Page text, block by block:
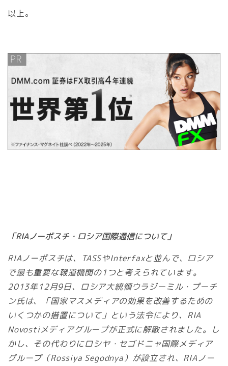
以上。
「RIAノーボスチ・ロシア国際通信について」
RIAノーボスチは、TASSやInterfaxと並んで、ロシア
で最も重要な報道機関の1つと考えられています。
2013年12月9日、ロシア大統領ウラジーミル・プーチ
ン氏は、「国家マスメディアの効果を改善するための
いくつかの措置について」という法令により、RIA
Novostiメディアグループが正式に解散されました。し
かし、その代わりにロシヤ・セゴドニャ国際メディア
グループ（Rossiya Segodnya）が設立され、RIAノー